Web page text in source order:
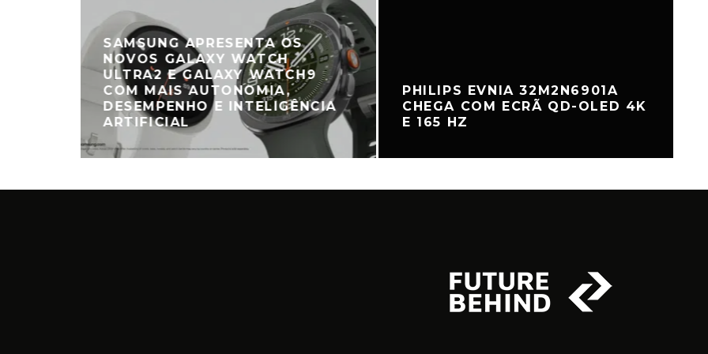
SAMSUNG APRESENTA OS
NOVOS GALAXY WATCH
ULTRA2 E GALAXY WATCH9
COM MAIS AUTONOMIA,
DESEMPENHO E INTELIGÊNCIA
ARTIFICIAL
PHILIPS EVNIA 32M2N6901A
CHEGA COM ECRÃ QD-OLED 4K
E 165 HZ